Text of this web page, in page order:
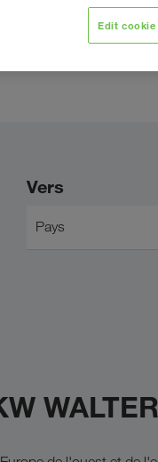
WALTER, le
l'ensemble du
Vers
Pays
WALTER
Edit